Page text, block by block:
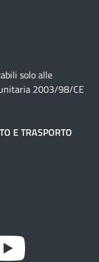
solo alle
2003/98/CE
E TRASPORTO